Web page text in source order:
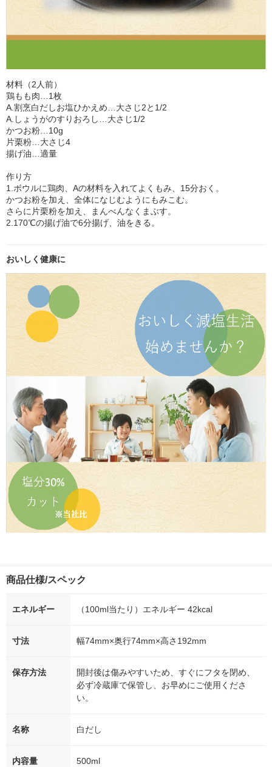
材料（2人前）
鶏もも肉…1枚
A.割烹白だしお塩ひかえめ…大さじ2と1/2
A.しょうがのすりおろし…大さじ1/2
かつお粉…10g
片栗粉…大さじ4
揚げ油…適量
作り方
1.ボウルに鶏肉、Aの材料を入れてよくもみ、15分おく。
かつお粉を加え、全体になじむようにもみこむ。
さらに片栗粉を加え、まんべんなくまぶす。
2.170℃の揚げ油で6分揚げ、油をきる。
おいしく健康に
商品仕様/スペック
エネルギー （100ml当たり）エネルギー 42kcal
寸法 幅74mm×奥行74mm×高さ192mm
保存方法
開封後は傷みやすいため、すぐにフタを閉め、
必ず冷蔵庫で保管し、お早めにご使用くださ
い。
名称 白だし
内容量 500ml